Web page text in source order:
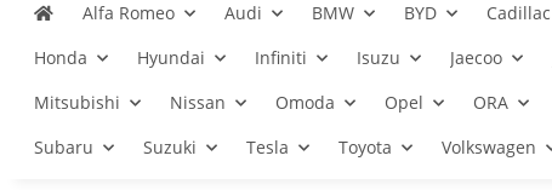
Alfa Romeo Audi BMW BYD Cadillac
Honda
Hyundai Infiniti Isuzu Jaecoo
Mitsubishi
Nissan Omoda Opel ORA
Subaru
Suzuki Tesla Toyota Volkswagen